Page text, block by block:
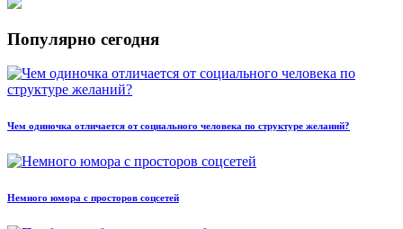
Популярно сегодня
Чем одиночка отличается от социального человека по структуре желаний?
Немного юмора с просторов соцсетей